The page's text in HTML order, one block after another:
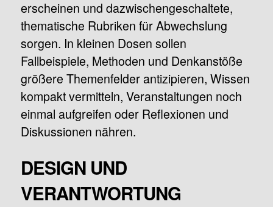
erscheinen und dazwischengeschaltete,
thematische Rubriken für Abwechslung
sorgen. In kleinen Dosen sollen
Fallbeispiele, Methoden und Denkanstöße
größere Themenfelder antizipieren, Wissen
kompakt vermitteln, Veranstaltungen noch
einmal aufgreifen oder Reflexionen und
Diskussionen nähren.
DESIGN UND
VERANTWORTUNG